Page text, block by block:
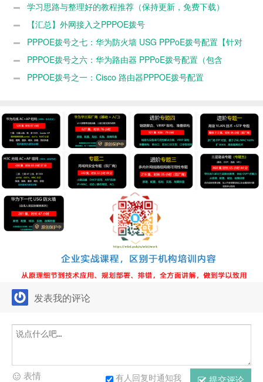
client PAP CHAP等方式】
学习思路与整理好的教程推荐（保持更新，免费下载）
【汇总】外网接入之PPPOE拨号
PPPOE拨号之七：华为防火墙 USG PPPoE拨号配置【针对
Client+NAT工作常用方式与服务器】
PPPOE拨号之六：华为路由器 PPPoE拨号配置（包含
Client+NAT与服务器配置）
PPPOE拨号之一：Cisco 路由器PPPOE拨号配置
发表我的评论
提交评论
有人回复时通知我
表情